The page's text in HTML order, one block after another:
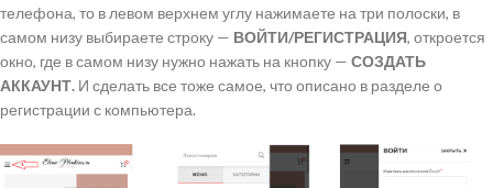
телефона, то в левом верхнем углу нажимаете на три полоски, в
самом низу выбираете строку — ВОЙТИ/РЕГИСТРАЦИЯ, откроется
окно, где в самом низу нужно нажать на кнопку — СОЗДАТЬ
АККАУНТ. И сделать все тоже самое, что описано в разделе о
регистрации с компьютера.